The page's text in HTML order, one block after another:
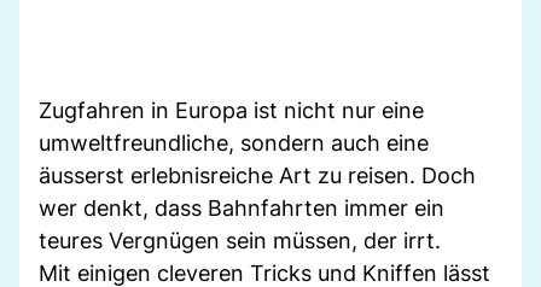
Zugfahren in Europa ist nicht nur eine
umweltfreundliche, sondern auch eine
äusserst erlebnisreiche Art zu reisen. Doch
wer denkt, dass Bahnfahrten immer ein
teures Vergnügen sein müssen, der irrt.
Mit einigen cleveren Tricks und Kniffen lässt